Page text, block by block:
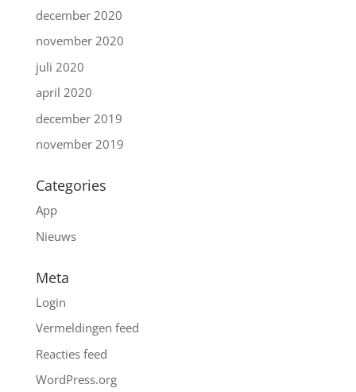
december 2020
november 2020
juli 2020
april 2020
december 2019
november 2019
Categories
App
Nieuws
Meta
Login
Vermeldingen feed
Reacties feed
WordPress.org